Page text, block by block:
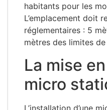
habitants pour les
L’emplacement doit
réglementaires : 5
mètres des limites
La mise
micro
L’installation d’une